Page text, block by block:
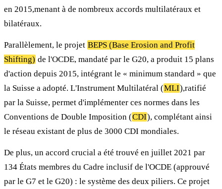
en 2015,menant à de nombreux accords multilatéraux et
bilatéraux.
Parallèlement, le projet BEPS (Base Erosion and Profit
Shifting) de l'OCDE, mandaté par le G20, a produit 15 plans
d'action depuis 2015, intégrant le « minimum standard » que
la Suisse a adopté. L'Instrument Multilatéral (MLI),ratifié
par la Suisse, permet d'implémenter ces normes dans les
Conventions de Double Imposition (CDI), complétant ainsi
le réseau existant de plus de 3000 CDI mondiales.
De plus, un accord crucial a été trouvé en juillet 2021 par
134 États membres du Cadre inclusif de l'OCDE (approuvé
par le G7 et le G20) : le système des deux piliers. Ce projet